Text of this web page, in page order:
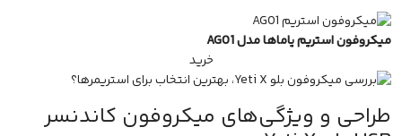
میکروفون استریم یاماها مدل AG01
خرید
طراحی و ویژگی‌های میکروفون کاندنسر